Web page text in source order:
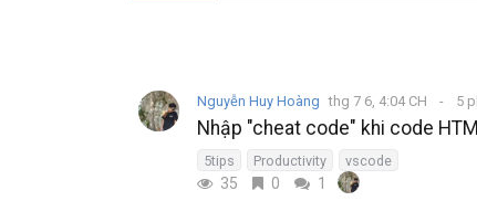
Nguyễn Huy Hoàng thg 7 6, 4:04 CH 5
Nhập "cheat code" khi code
5tips Productivity vscode
35 0 1